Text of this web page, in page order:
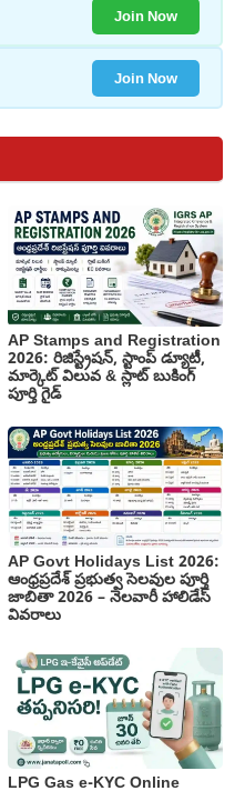
Join Now
Join Now
AP Stamps and Registration
2026: రిజిస్ట్రేషన్, స్టాంప్ డ్యూటీ,
మార్కెట్ విలువ & స్లాట్ బుకింగ్
పూర్తి గైడ్
AP Govt Holidays List 2026:
ఆంధ్రప్రదేశ్ ప్రభుత్వ సెలవుల పూర్తి
జాబితా 2026 – నెలవారీ హాలిడేస్
వివరాలు
LPG Gas e-KYC Online